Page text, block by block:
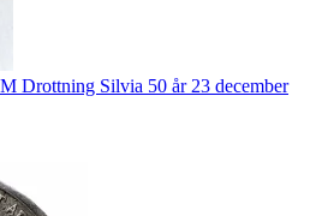
Drottning Silvia 50 år 23 december